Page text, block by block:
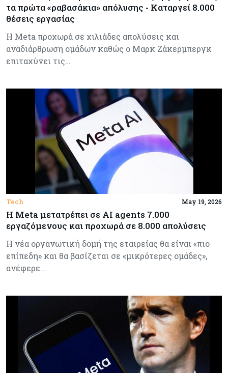
τα πρώτα «ραβασάκια» απόλυσης - Καταργεί 8.000
θέσεις εργασίας
Η Meta προχωρά σε χιλιάδες απολύσεις και
αναδιάρθρωση ομάδων καθώς ο Μαρκ Ζάκερμπεργκ
επιταχύνει τις…
Tech May 19, 2026
Η Meta μετατρέπει σε AI agents 7.000
εργαζόμενους και προχωρά σε 8.000 απολύσεις
Η νέα οργανωτική δομή της εταιρείας θα είναι «πιο
επίπεδη» και θα βασίζεται σε «μικρότερες ομάδες»,
ανέφερε…